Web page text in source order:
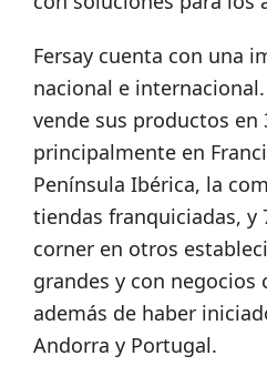
Fersay cuenta con una
nacional e
vende sus productos en
principalmente en
Península Ibérica, la
tiendas franquiciadas, y
corner en otros
grandes y con
además de haber
Andorra y Portugal.